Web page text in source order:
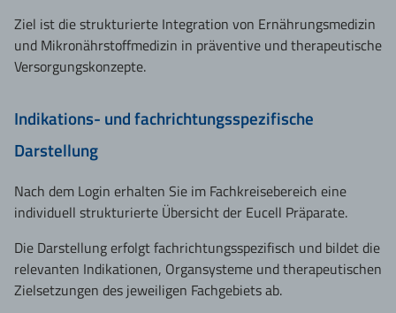
Ziel ist die strukturierte Integration von Ernährungsmedizin
und Mikronährstoffmedizin in präventive und therapeutische
Versorgungskonzepte.
Indikations- und fachrichtungsspezifische
Darstellung
Nach dem Login erhalten Sie im Fachkreisebereich eine
individuell strukturierte Übersicht der Eucell Präparate.
Die Darstellung erfolgt fachrichtungsspezifisch und bildet die
relevanten Indikationen, Organsysteme und therapeutischen
Zielsetzungen des jeweiligen Fachgebiets ab.